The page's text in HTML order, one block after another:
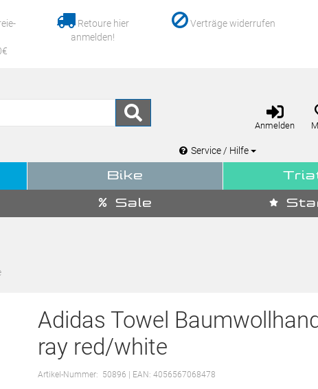
Retoure hier
anmelden!
Verträge widerrufen
Anmelden
Anmelden
Service / Hilfe
Bike
Sale
Adidas Towel
ray red/white
Artikel-Nummer: 50896 | EAN: 4056567068478